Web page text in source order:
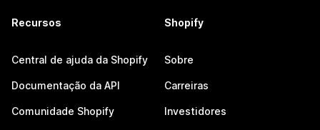
Recursos
Central de ajuda da Shopify
Documentação da API
Comunidade Shopify
Shopify
Sobre
Carreiras
Investidores